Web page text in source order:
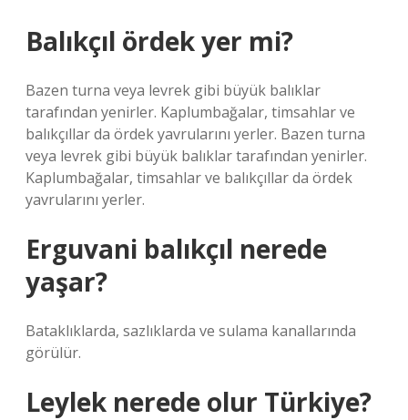
Balıkçıl ördek yer mi?
Bazen turna veya levrek gibi büyük balıklar
tarafından yenirler. Kaplumbağalar, timsahlar ve
balıkçıllar da ördek yavrularını yerler. Bazen turna
veya levrek gibi büyük balıklar tarafından yenirler.
Kaplumbağalar, timsahlar ve balıkçıllar da ördek
yavrularını yerler.
Erguvani balıkçıl nerede
yaşar?
Bataklıklarda, sazlıklarda ve sulama kanallarında
görülür.
Leylek nerede olur Türkiye?